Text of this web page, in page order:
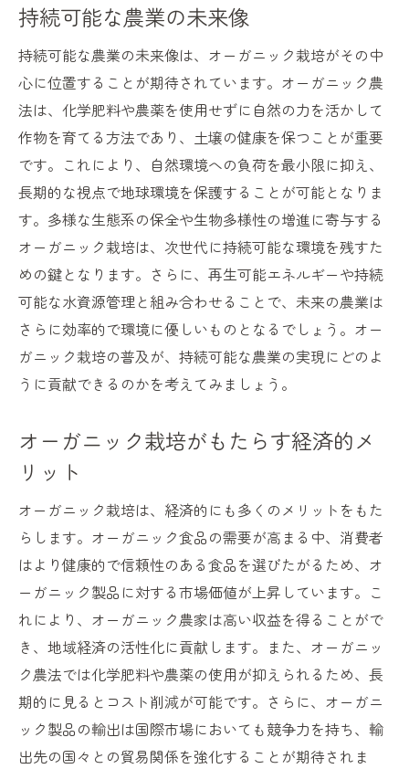
持続可能な農業の未来像
持続可能な農業の未来像は、オーガニック栽培がその中
心に位置することが期待されています。オーガニック農
法は、化学肥料や農薬を使用せずに自然の力を活かして
作物を育てる方法であり、土壌の健康を保つことが重要
です。これにより、自然環境への負荷を最小限に抑え、
長期的な視点で地球環境を保護することが可能となりま
す。多様な生態系の保全や生物多様性の増進に寄与する
オーガニック栽培は、次世代に持続可能な環境を残すた
めの鍵となります。さらに、再生可能エネルギーや持続
可能な水資源管理と組み合わせることで、未来の農業は
さらに効率的で環境に優しいものとなるでしょう。オー
ガニック栽培の普及が、持続可能な農業の実現にどのよ
うに貢献できるのかを考えてみましょう。
オーガニック栽培がもたらす経済的メ
リット
オーガニック栽培は、経済的にも多くのメリットをもた
らします。オーガニック食品の需要が高まる中、消費者
はより健康的で信頼性のある食品を選びたがるため、オ
ーガニック製品に対する市場価値が上昇しています。こ
れにより、オーガニック農家は高い収益を得ることがで
き、地域経済の活性化に貢献します。また、オーガニッ
ク農法では化学肥料や農薬の使用が抑えられるため、長
期的に見るとコスト削減が可能です。さらに、オーガニ
ック製品の輸出は国際市場においても競争力を持ち、輸
出先の国々との貿易関係を強化することが期待されま